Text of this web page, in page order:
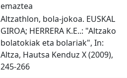
emaztea
Altzathlon, bola-jokoa. EUSKAL
GIROA; HERRERA K.E..: "Altzako
bolatokiak eta bolariak", In:
Altza, Hautsa Kenduz X (2009),
245-266